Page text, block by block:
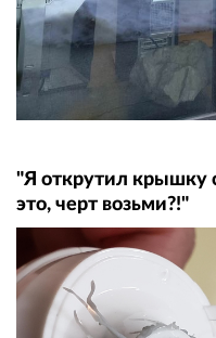
"Я открутил крышку
это, черт возьми?!"